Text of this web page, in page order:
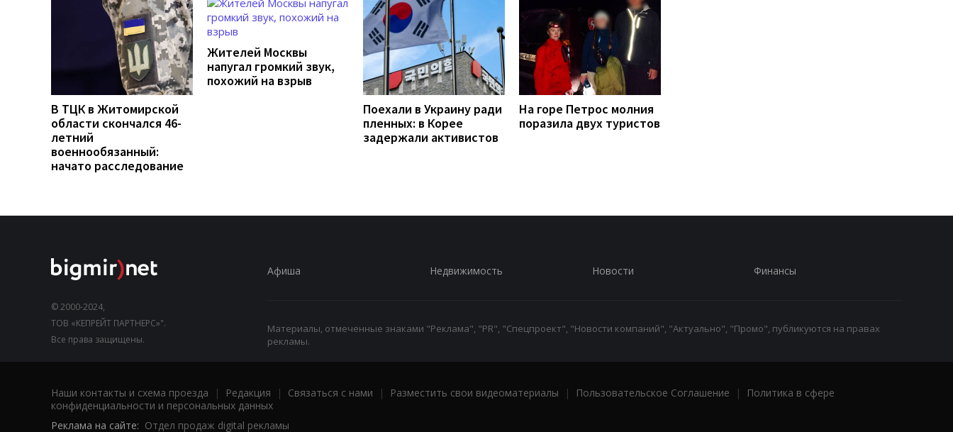
В ТЦК в Житомирской
области скончался 46-
летний
военнообязанный:
начато расследование
Жителей Москвы
напугал громкий звук,
похожий на взрыв
Поехали в Украину ради
пленных: в Корее
задержали активистов
На горе Петрос молния
поразила двух туристов
© 2000-2024,
ТОВ «КЕПРЕЙТ ПАРТНЕРС»".
Все права защищены.
Афиша Недвижимость Новости Финансы
Материалы, отмеченные знаками "Реклама", "PR", "Спецпроект", "Новости компаний", "Актуально", "Промо", публикуются на правах
рекламы.
Наши контакты и схема проезда | Редакция | Связаться с нами | Разместить свои видеоматериалы | Пользовательское Соглашение |
Политика в сфере
конфиденциальности и персональных данных
Реклама на сайте: Отдел продаж digital рекламы